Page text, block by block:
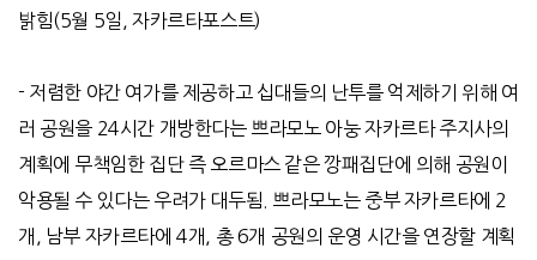
밝힘(5월 5일 ,자카르타포스트)
- 저렴한 야간 여가를 제공하고 십대들의 난투를 억제하기 위해 여
러 공원을 24시간 개방한다는 쁘라모노 아눙 자카르타 주지사의
계획에 무책임한 집단 즉 오르마스 같은 깡패집단에 의해 공원이
악용될 수 있다는 우려가 대두됨
쁘라모노는 중부 자카르타에 2
개
남부 자카르타에 4개 총6개 공원의 운영 시간을 연장할 계획